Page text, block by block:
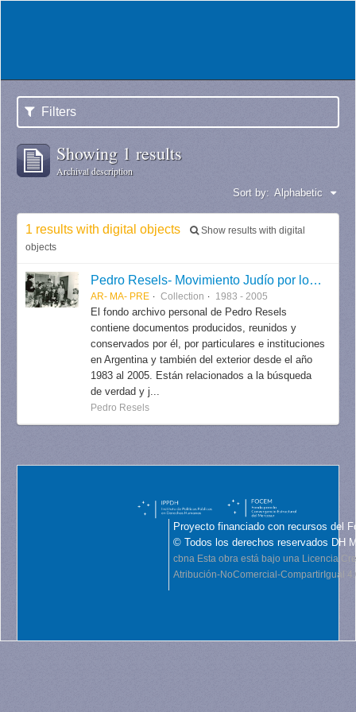
Filters
Showing 1 results
Archival description
Sort by: Alphabetic
1 results with digital objects
Show results with digital
objects
Pedro Resels- Movimiento Judío por los Derechos Humanos
AR- MA- PRE Collection 1983 - 2005
El fondo archivo personal de Pedro Resels
contiene documentos producidos, reunidos y
conservados por él, por particulares e instituciones
en Argentina y también del exterior desde el año
1983 al 2005. Están relacionados a la búsqueda
de verdad y j...
Pedro Resels
Proyecto financiado con recursos del
© Todos los derechos reservados DH
cbna Esta obra está bajo una Licencia
Atribución-NoComercial-CompartirIgual